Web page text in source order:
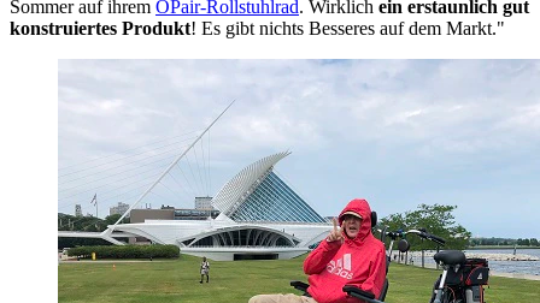
Sommer auf ihrem OPair-Rollstuhlrad. Wirklich ein erstaunlich gut
konstruiertes Produkt! Es gibt nichts Besseres auf dem Markt."